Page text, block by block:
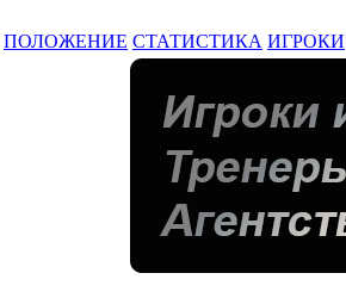
ПОЛОЖЕНИЕ СТАТИСТИКА ИГРОКИ